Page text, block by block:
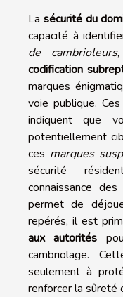
La sécurité du
capacité à
de cambrioleurs
codification
marques
voie publique.
indiquent que
potentiellement
ces marques
sécurité
connaissance
permet de
repérés, il est
aux autorités
cambriolage.
seulement à
renforcer la sûreté